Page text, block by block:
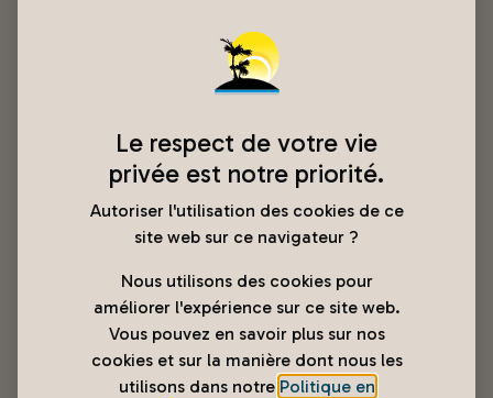
Le respect de votre vie
privée est notre priorité.
Autoriser l'utilisation des cookies de ce
site web sur ce navigateur ?
Nous utilisons des cookies pour
améliorer l'expérience sur ce site web.
Vous pouvez en savoir plus sur nos
cookies et sur la manière dont nous les
utilisons dans notre Politique en